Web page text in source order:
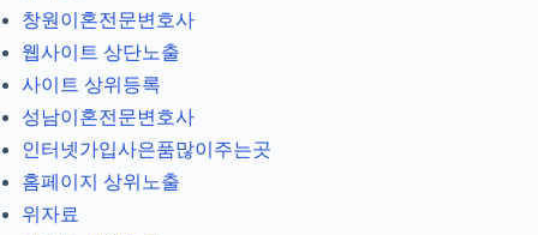
창원이혼전문변호사
웹사이트 상단노출
사이트 상위등록
성남이혼전문변호사
인터넷가입사은품많이주는곳
홈페이지 상위노출
위자료